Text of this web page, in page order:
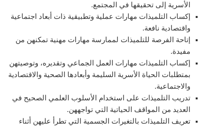
الأسرية إلى تحقيقها في المجتمع.
إكساب التلميذات مهارات عملية وتطبيقية ذات أبعاد اجتماعية
واقتصادية نافعة.
إتاحة الفرصة للتلميذات لممارسة مهارات مهنية تمكنهن من
مفيدة.
إكساب التلميذات مهارات العمل الجماعي وتقديره، وتوصيتهن
بمتطلبات الحياة الأسرية السليمة وأبعادها الصحية والاقتصادية
والاجتماعية.
تدريب التلميذات على استخدام الأسلوب العلمي الصحيح في
العديد من المواقف الحياتية التي تواجههن.
تعريف التلميذات بالتغيرات الجسمية التي تطرأ عليهن أثناء